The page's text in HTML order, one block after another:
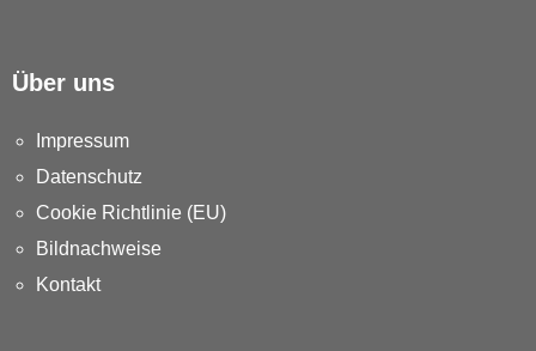
Über uns
Impressum
Datenschutz
Cookie Richtlinie (EU)
Bildnachweise
Kontakt